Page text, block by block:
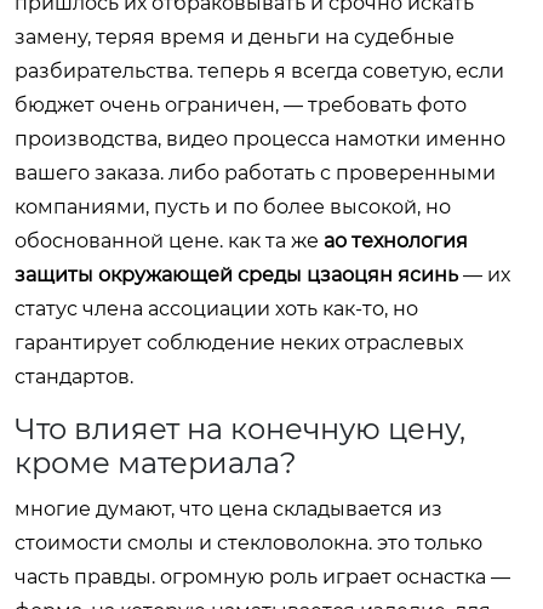
замену, теряя время и деньги на судебные
разбирательства. теперь я всегда советую, если
бюджет очень ограничен, — требовать фото
производства, видео процесса намотки именно
вашего заказа. либо работать с проверенными
компаниями, пусть и по более высокой, но
обоснованной цене. как та же ао технология
защиты окружающей среды цзаоцян ясинь — их
статус члена ассоциации хоть как-то, но
гарантирует соблюдение неких отраслевых
стандартов.
Что влияет на конечную цену,
кроме материала?
многие думают, что цена складывается из
стоимости смолы и стекловолокна. это только
часть правды. огромную роль играет оснастка —